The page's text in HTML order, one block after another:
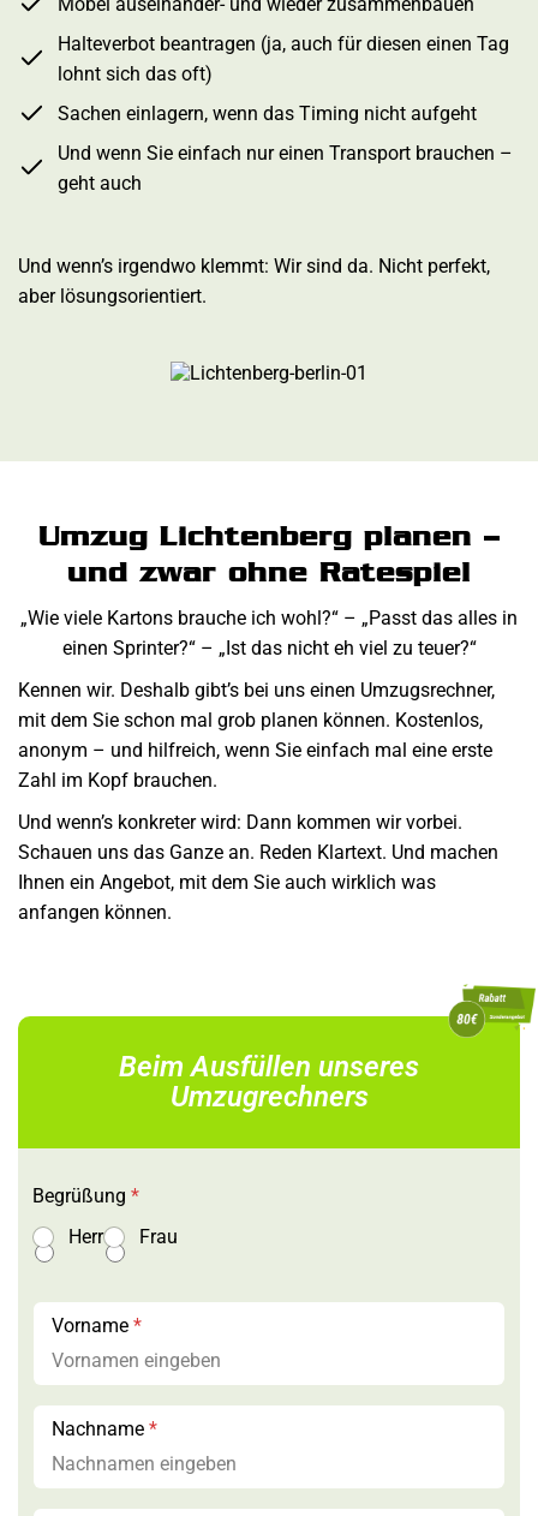
Halteverbot beantragen (ja, auch für diesen einen Tag
lohnt sich das oft)
Sachen einlagern, wenn das Timing nicht aufgeht
Und wenn Sie einfach nur einen Transport brauchen –
geht auch
Und wenn’s irgendwo klemmt: Wir sind da. Nicht perfekt,
aber lösungsorientiert.
Umzug Lichtenberg planen –
und zwar ohne Ratespiel
„Wie viele Kartons brauche ich wohl?“ – „Passt das alles in
einen Sprinter?“ – „Ist das nicht eh viel zu teuer?“
Kennen wir. Deshalb gibt’s bei uns einen Umzugsrechner,
mit dem Sie schon mal grob planen können. Kostenlos,
anonym – und hilfreich, wenn Sie einfach mal eine erste
Zahl im Kopf brauchen.
Und wenn’s konkreter wird: Dann kommen wir vorbei.
Schauen uns das Ganze an. Reden Klartext. Und machen
Ihnen ein Angebot, mit dem Sie auch wirklich was
anfangen können.
Beim Ausfüllen unseres
Umzugrechners
Begrüßung *
Herr
Frau
Vorname *
Nachname *